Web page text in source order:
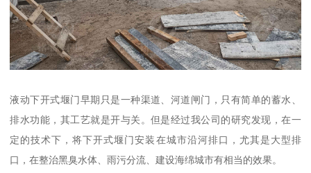
液动下开式堰门早期只是一种渠道、河道闸门，只有简单的蓄水、
排水功能，其工艺就是开与关。但是经过我公司的研究发现，在一
定的技术下，将下开式堰门安装在城市沿河排口，尤其是大型排
口，在整治黑臭水体、雨污分流、建设海绵城市有相当的效果。